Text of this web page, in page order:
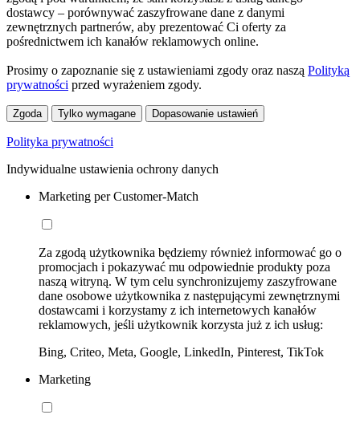
dostawcy – porównywać zaszyfrowane dane z danymi
zewnętrznych partnerów, aby prezentować Ci oferty za
pośrednictwem ich kanałów reklamowych online.
Prosimy o zapoznanie się z ustawieniami zgody oraz naszą Polityką
prywatności przed wyrażeniem zgody.
Zgoda Tylko wymagane Dopasowanie ustawień
Polityka prywatności
Indywidualne ustawienia ochrony danych
Marketing per Customer-Match
Za zgodą użytkownika będziemy również informować go o
promocjach i pokazywać mu odpowiednie produkty poza
naszą witryną. W tym celu synchronizujemy zaszyfrowane
dane osobowe użytkownika z następującymi zewnętrznymi
dostawcami i korzystamy z ich internetowych kanałów
reklamowych, jeśli użytkownik korzysta już z ich usług:
Bing, Criteo, Meta, Google, LinkedIn, Pinterest, TikTok
Marketing